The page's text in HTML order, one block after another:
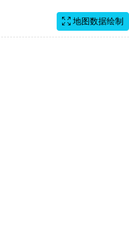
地图数据绘制